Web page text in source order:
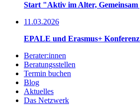
Start "Aktiv im Alter, Gemeinsam
11.03.2026
EPALE und Erasmus+
Berater:innen
Beratungsstellen
Termin buchen
Blog
Aktuelles
Das Netzwerk